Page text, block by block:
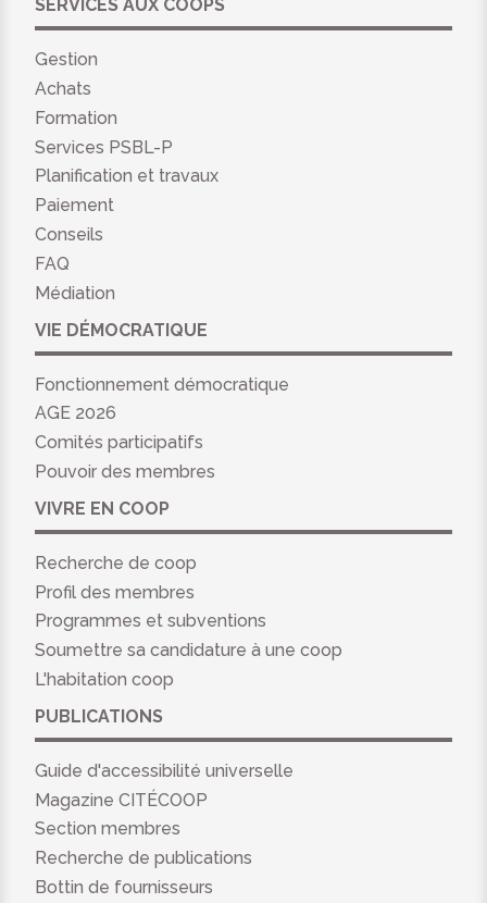
SERVICES AUX COOPS
Gestion
Achats
Formation
Services PSBL-P
Planification et travaux
Paiement
Conseils
FAQ
Médiation
VIE DÉMOCRATIQUE
Fonctionnement démocratique
AGE 2026
Comités participatifs
Pouvoir des membres
VIVRE EN COOP
Recherche de coop
Profil des membres
Programmes et subventions
Soumettre sa candidature à une coop
L'habitation coop
PUBLICATIONS
Guide d'accessibilité universelle
Magazine CITÉCOOP
Section membres
Recherche de publications
Bottin de fournisseurs